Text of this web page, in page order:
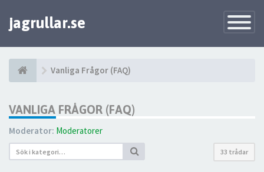
Toggle
jagrullar.se
Vanliga Frågor (FAQ)
VANLIGA FRÅGOR (FAQ)
Moderator: Moderatorer
33 trådar